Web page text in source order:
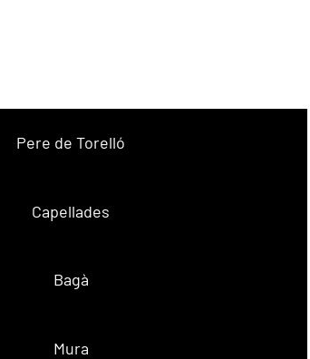
Pere de Torelló
Capellades
Bagà
Mura